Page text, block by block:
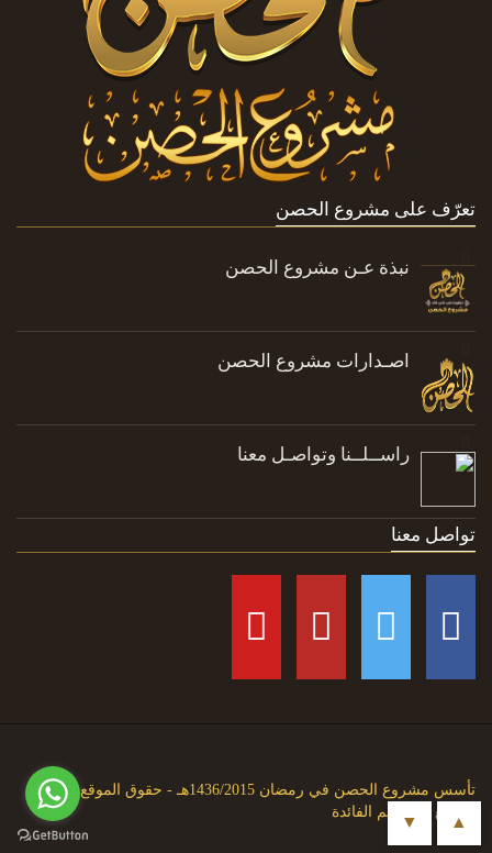
تعرّف على مشروع الحصن
نبذة عـن مشروع الحصن
اصـدارات مشروع الحصن
راســلــنا وتواصـل معنا
تواصل معنا
تأسس مشروع الحصن في رمضان 1436/2015هـ - حقوق الموقع متاحة
للجميع حتى تعم الفائدة
▲
▼